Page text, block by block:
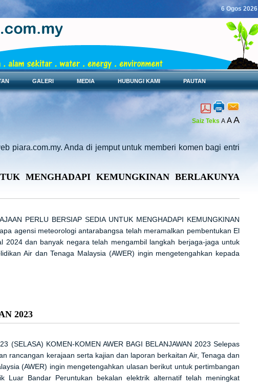
6 Ogos 2026
GALERI MEDIA HUBUNGI KAMI PAUTAN
Saiz Teks A AA
piara.com.my. Anda di jemput untuk memberi komen bagi entri
MENGHADAPI KEMUNGKINAN BERLAKUNYA
PERLU BERSIAP SEDIA UNTUK MENGHADAPI KEMUNGKINAN
agensi meteorologi antarabangsa telah meramalkan pembentukan El
dan banyak negara telah mengambil langkah berjaga-jaga untuk
Air dan Tenaga Malaysia (AWER) ingin mengetengahkan kepada
2023
(SELASA) KOMEN-KOMEN AWER BAGI BELANJAWAN 2023 Selepas
rancangan kerajaan serta kajian dan laporan berkaitan Air, Tenaga dan
(AWER) ingin mengetengahkan ulasan berikut untuk pertimbangan
Bandar Peruntukan bekalan elektrik alternatif telah meningkat